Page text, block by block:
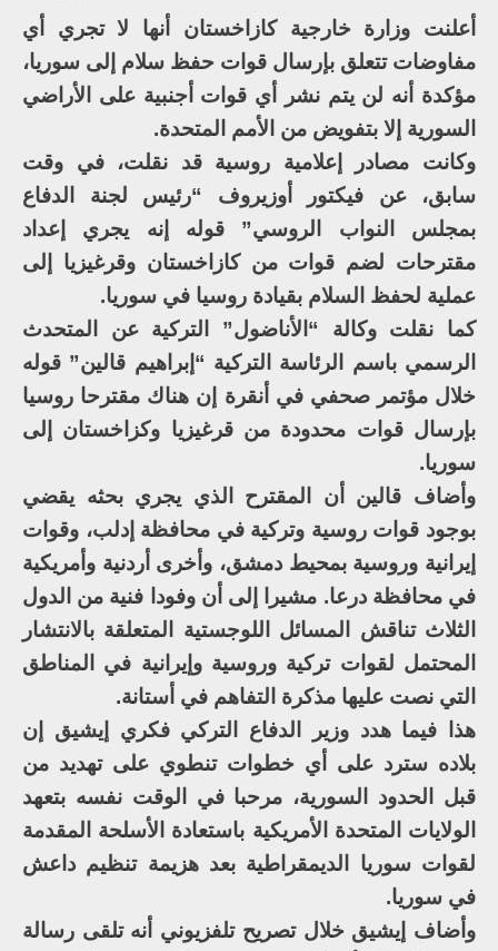
أعلنت وزارة خارجية كازاخستان أنها لا تجري أي
مفاوضات تتعلق بإرسال قوات حفظ سلام إلى سوريا،
مؤكدة أنه لن يتم نشر أي قوات أجنبية على الأراضي
السورية إلا بتفويض من الأمم المتحدة.
وكانت مصادر إعلامية روسية قد نقلت، في وقت
سابق، عن فيكتور أوزيروف “رئيس لجنة الدفاع
بمجلس النواب الروسي” قوله إنه يجري إعداد
مقترحات لضم قوات من كازاخستان وقرغيزيا إلى
عملية لحفظ السلام بقيادة روسيا في سوريا.
كما نقلت وكالة “الأناضول” التركية عن المتحدث
الرسمي باسم الرئاسة التركية “إبراهيم قالين” قوله
خلال مؤتمر صحفي في أنقرة إن هناك مقترحا روسيا
بإرسال قوات محدودة من قرغيزيا وكزاخستان إلى
سوريا.
وأضاف قالين أن المقترح الذي يجري بحثه يقضي
بوجود قوات روسية وتركية في محافظة إدلب، وقوات
إيرانية وروسية بمحيط دمشق، وأخرى أردنية وأمريكية
في محافظة درعا. مشيرا إلى أن وفودا فنية من الدول
الثلاث تناقش المسائل اللوجستية المتعلقة بالانتشار
المحتمل لقوات تركية وروسية وإيرانية في المناطق
التي نصت عليها مذكرة التفاهم في أستانة.
هذا فيما هدد وزير الدفاع التركي فكري إيشيق إن
بلاده سترد على أي خطوات تنطوي على تهديد من
قبل الحدود السورية، مرحبا في الوقت نفسه بتعهد
الولايات المتحدة الأمريكية باستعادة الأسلحة المقدمة
لقوات سوريا الديمقراطية بعد هزيمة تنظيم داعش
في سوريا.
وأضاف إيشيق خلال تصريح تلفزيوني أنه تلقى رسالة